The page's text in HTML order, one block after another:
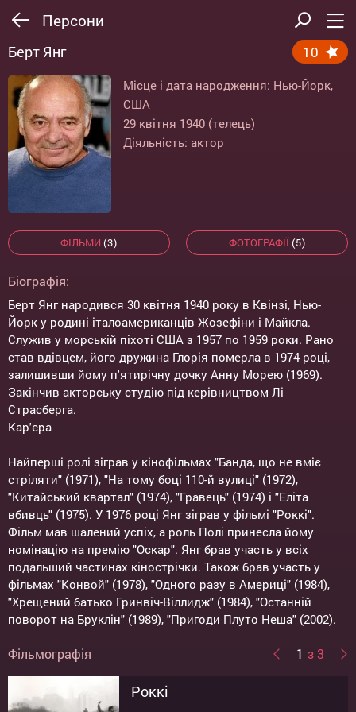
Персони
Берт Янг 10
Місце і дата народження: Нью-Йорк,
США
29 квітня 1940 (телець)
Діяльність: актор
ФІЛЬМИ (3) ФОТОГРАФІЇ(5)
Біографія:
Берт Янг народився 30 квітня 1940 року в Квінзі, Нью-
Йорк у родині італоамериканців Жозефіни і Майкла.
Служив у морській піхоті США з 1957 по 1959 роки. Рано
став вдівцем, його дружина Глорія померла в 1974 році,
залишивши йому п'ятирічну дочку Анну Морею (1969).
Закінчив акторську студію під керівництвом Лі
Страсберга.
Кар'єра
Найперші ролі зіграв у кінофільмах "Банда, що не вміє
стріляти" (1971), "На тому боці 110-й вулиці" (1972),
"Китайський квартал" (1974), "Гравець" (1974) і "Еліта
вбивць" (1975). У 1976 році Янг зіграв у фільмі "Роккі".
Фільм мав шалений успіх, а роль Полі принесла йому
номінацію на премію "Оскар". Янг брав участь у всіх
подальший частинах кінострічки. Також брав участь у
фільмах "Конвой" (1978), "Одного разу в Америці" (1984),
"Хрещений батько Гринвіч-Віллидж" (1984), "Останній
поворот на Бруклін" (1989), "Пригоди Плуто Неша" (2002).
Фільмографія 1 з 3
Роккі
Гангста Love
Казки стриптиз-клубу